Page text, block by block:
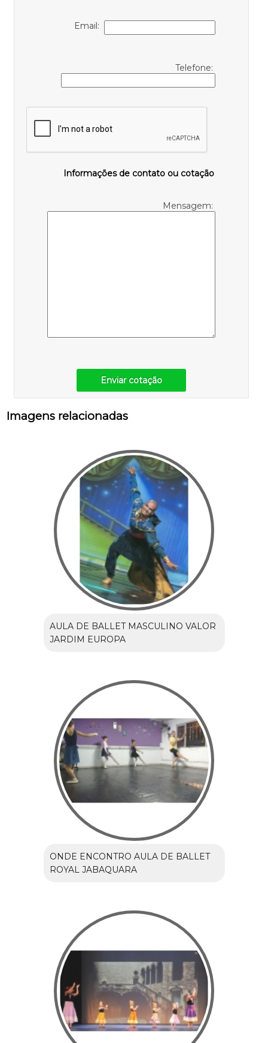
Email:
Telefone:
Informações de contato ou cotação
Mensagem:
Enviar cotação
Imagens relacionadas
AULA DE BALLET MASCULINO VALOR
JARDIM EUROPA
ONDE ENCONTRO AULA DE BALLET
ROYAL JABAQUARA